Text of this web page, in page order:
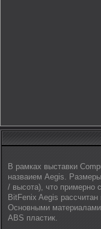
В рамках выставки
назваием Aegis.
/ высота), что примерно
BitFenix Aegis
Основными
ABS пластик.